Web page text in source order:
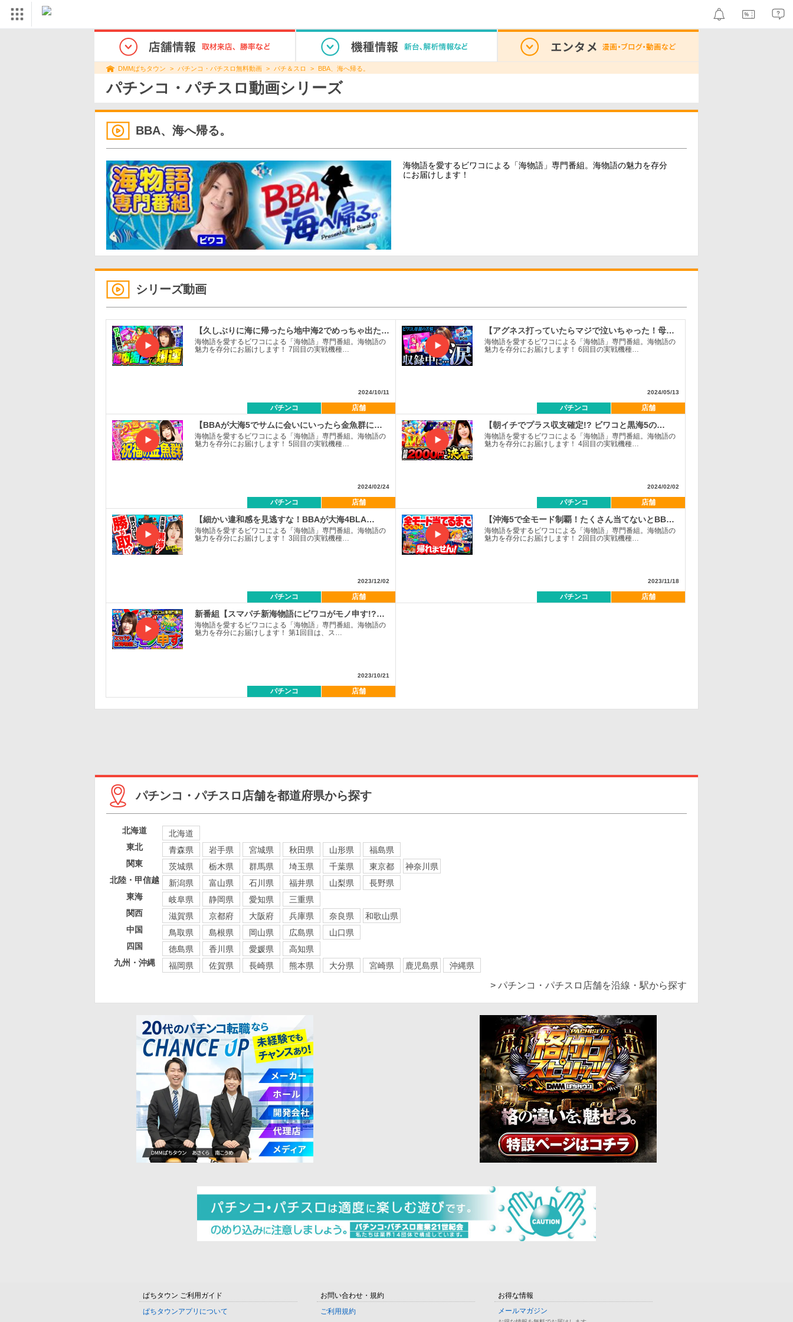
DMMぱちタウン パチンコ・パチスロ無料動画 パチ＆スロ BBA、海へ帰る。
パチンコ・パチスロ動画シリーズ
BBA、海へ帰る。
海物語を愛するビワコによる「海物語」専門番組。海物語の魅力を存分
にお届けします！
シリーズ動画
【久しぶりに海に帰ったら地中海2でめっちゃ出た…
海物語を愛するビワコによる「海物語」専門番組。海物語の
魅力を存分にお届けします！ 7回目の実戦機種…
2024/10/11
パチンコ 店舗
【アグネス打っていたらマジで泣いちゃった！母の…
海物語を愛するビワコによる「海物語」専門番組。海物語の
魅力を存分にお届けします！ 6回目の実戦機種…
2024/05/13
パチンコ 店舗
【BBAが大海5でサムに会いにいったら金魚群に…
海物語を愛するビワコによる「海物語」専門番組。海物語の
魅力を存分にお届けします！ 5回目の実戦機種…
2024/02/24
パチンコ 店舗
【朝イチでプラス収支確定!? ビワコと黒海5の…
海物語を愛するビワコによる「海物語」専門番組。海物語の
魅力を存分にお届けします！ 4回目の実戦機種…
2024/02/02
パチンコ 店舗
【細かい違和感を見逃すな！BBAが大海4BLA…
海物語を愛するビワコによる「海物語」専門番組。海物語の
魅力を存分にお届けします！ 3回目の実戦機種…
2023/12/02
パチンコ 店舗
【沖海5で全モード制覇！たくさん当てないとBB…
海物語を愛するビワコによる「海物語」専門番組。海物語の
魅力を存分にお届けします！ 2回目の実戦機種…
2023/11/18
パチンコ 店舗
新番組【スマパチ新海物語にビワコがモノ申す!?…
海物語を愛するビワコによる「海物語」専門番組。海物語の
魅力を存分にお届けします！ 第1回目は、ス…
2023/10/21
パチンコ 店舗
パチンコ・パチスロ店舗を都道府県から探す
北海道
北海道
東北
青森県 岩手県 宮城県 秋田県 山形県
福島県
関東
茨城県 栃木県 群馬県 埼玉県 千葉県 東京都
神奈川県
北陸・甲信越
新潟県 富山県 石川県 福井県 山梨県
長野県
東海
岐阜県 静岡県 愛知県
三重県
関西
滋賀県 京都府 大阪府 兵庫県 奈良県
和歌山県
中国
鳥取県 島根県 岡山県 広島県
山口県
四国
徳島県 香川県 愛媛県
高知県
九州・沖縄
福岡県 佐賀県 長崎県 熊本県 大分県 宮崎県 鹿児島県 沖縄県
> パチンコ・パチスロ店舗を沿線・駅から探す
ぱちタウン ご利用ガイド
ぱちタウンアプリについて
お問い合わせ・規約
ご利用規約
お得な情報
メールマガジン